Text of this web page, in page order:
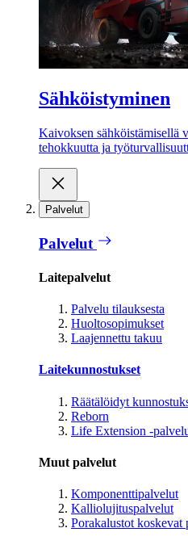
Sähköistyminen
Kaivoksen sähköistämisellä
tehokkuutta ja
Palvelut
Palvelut
Laitepalvelut
Palvelu tilauksesta
Huoltosopimukset
Laajennettu takuu
Laitekunnostukset
Räätälöidyt
Reborn
Life Extension -
Muut palvelut
Komponenttipalvelut
Kalliolujituspalvelut
Porakalustot koskevat